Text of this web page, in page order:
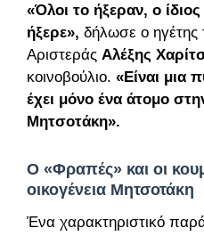
«Όλοι το ήξεραν, ο
ήξερε», δήλωσε ο ηγέτης
Αριστεράς Αλέξης
κοινοβούλιο. «Είναι μια
έχει μόνο ένα άτομο
Μητσοτάκη».
Ο «Φραπές» και οι
οικογένεια Μητσοτάκη
Ένα χαρακτηριστικό